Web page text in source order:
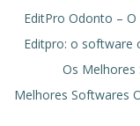
EditPro Odonto –
Editpro: o software
Os Melhores
Melhores Softwares